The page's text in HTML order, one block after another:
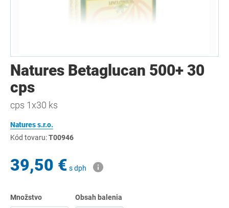
Natures Betaglucan 500+ 30
cps
cps 1x30 ks
Natures s.r.o.
Kód tovaru:T00946
39,50 € s dph
Množstvo Obsah balenia